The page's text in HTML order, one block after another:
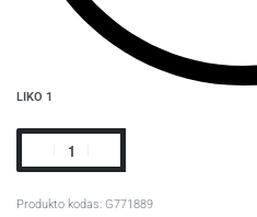
LIKO 1
G771889